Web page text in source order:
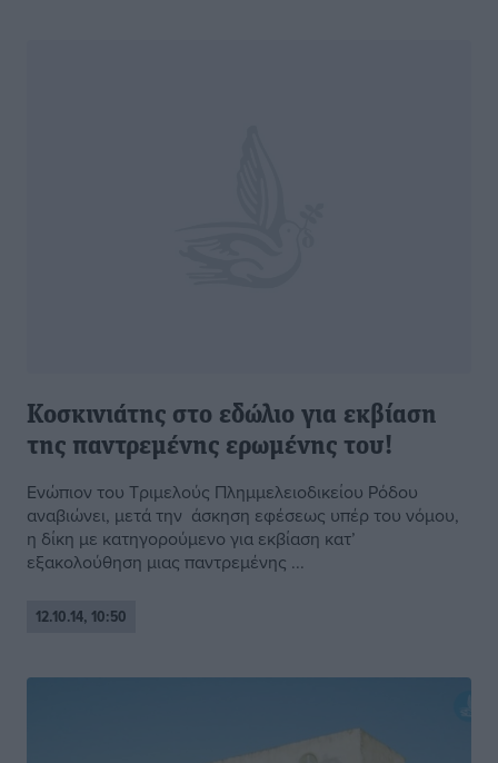
Κοσκινιάτης στο εδώλιο για εκβίαση
της παντρεμένης ερωμένης του!
Ενώπιον του Τριμελούς Πλημμελειοδικείου Ρόδου
αναβιώνει, μετά την άσκηση εφέσεως υπέρ του νόμου,
η δίκη με κατηγορούμενο για εκβίαση κατ’
εξακολούθηση μιας παντρεμένης ...
12.10.14, 10:50